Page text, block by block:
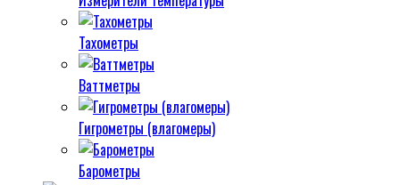
Тахометры
Ваттметры
Гигрометры (влагомеры)
Барометры